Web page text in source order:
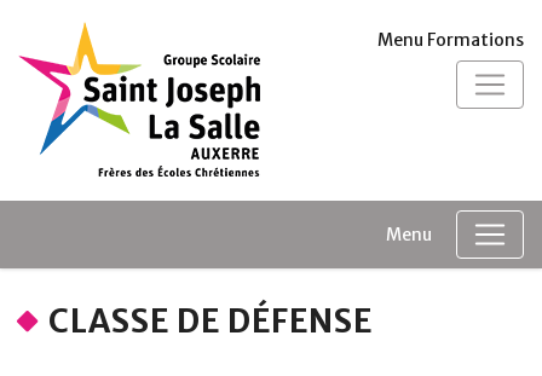
Menu Formations
Menu
CLASSE DE DÉFENSE